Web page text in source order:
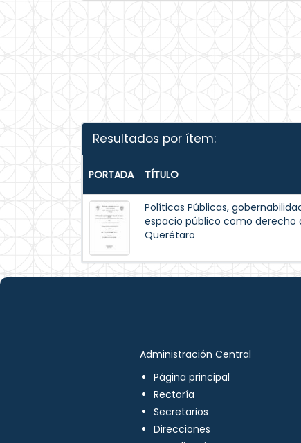
Resultados por ítem:
PORTADA TÍTULO
Políticas Públicas,
espacio público como derecho
Querétaro
Administración Central
Página principal
Rectoría
Secretarios
Direcciones